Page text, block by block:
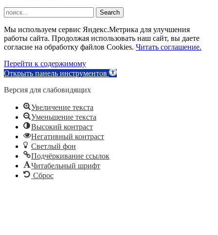
Search
Мы используем сервис Яндекс.Метрика для улучшения
работы сайта. Продолжая использовать наш сайт, вы даете
согласие на обработку файлов Cookies. Читать соглашение.
Перейти к содержимому
Открыть панель инструментов
Версия для слабовидящих
Увеличение текста
Уменьшение текста
Высокий контраст
Негативный контраст
Светлый фон
Подчёркивание ссылок
Читабельный шрифт
Сброс